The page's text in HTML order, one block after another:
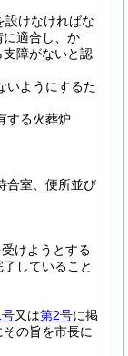
設けなければな
適合し、か
障がないと認
いようにするた
する火葬炉
合室、便所並び
けようとする
していること
又は第2号に掲
の旨を市長に